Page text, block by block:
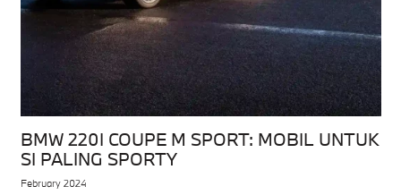
BMW 220I COUPE M SPORT: MOBIL UNTUK
SI PALING SPORTY
February 2024